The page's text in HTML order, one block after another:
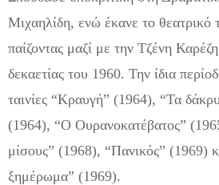
Μιχαηλίδη, ενώ έκανε το θεατρικό
παίζοντας μαζί με την Τζένη
δεκαετίας του 1960. Την ίδια
ταινίες “Κραυγή” (1964), “Τα
(1964), “Ο Ουρανοκατέβατος”
μίσους” (1968), “Πανικός” (1969)
ξημέρωμα” (1969).